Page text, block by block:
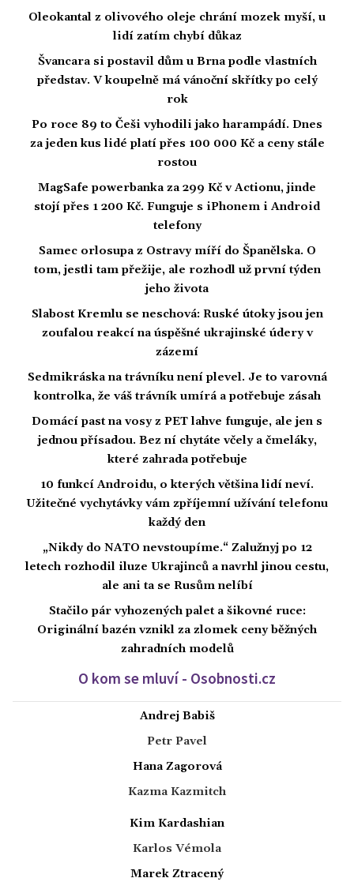
Oleokantal z olivového oleje chrání mozek myší, u
lidí zatím chybí důkaz
Švancara si postavil dům u Brna podle vlastních
představ. V koupelně má vánoční skřítky po celý
rok
Po roce 89 to Češi vyhodili jako harampádí. Dnes
za jeden kus lidé platí přes 100 000 Kč a ceny stále
rostou
MagSafe powerbanka za 299 Kč v Actionu, jinde
stojí přes 1 200 Kč. Funguje s iPhonem i Android
telefony
Samec orlosupa z Ostravy míří do Španělska. O
tom, jestli tam přežije, ale rozhodl už první týden
jeho života
Slabost Kremlu se neschová: Ruské útoky jsou jen
zoufalou reakcí na úspěšné ukrajinské údery v
zázemí
Sedmikráska na trávníku není plevel. Je to varovná
kontrolka, že váš trávník umírá a potřebuje zásah
Domácí past na vosy z PET lahve funguje, ale jen s
jednou přísadou. Bez ní chytáte včely a čmeláky,
které zahrada potřebuje
10 funkcí Androidu, o kterých většina lidí neví.
Užitečné vychytávky vám zpříjemní užívání telefonu
každý den
„Nikdy do NATO nevstoupíme.“ Zalužnyj po 12
letech rozhodil iluze Ukrajinců a navrhl jinou cestu,
ale ani ta se Rusům nelíbí
Stačilo pár vyhozených palet a šikovné ruce:
Originální bazén vznikl za zlomek ceny běžných
zahradních modelů
O kom se mluví - Osobnosti.cz
Andrej Babiš
Petr Pavel
Hana Zagorová
Kazma Kazmitch
Kim Kardashian
Karlos Vémola
Marek Ztracený